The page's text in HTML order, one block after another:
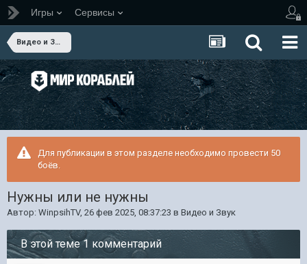
Игры Сервисы
Видео и Звук
Для публикации в этом разделе необходимо провести 50
боёв.
Нужны или не нужны
Автор: WinpsihTV, 26 фев 2025, 08:37:23 в Видео и Звук
В этой теме 1 комментарий